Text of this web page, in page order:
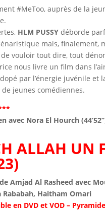
#MeToo, auprès de la
HLM PUSSYdéborde
mais, finalement,
vouloir tout dire, tout
nous livre un film dans
par l’énergie juvénile et
jeunes comédiennes.
avec Nora El Hourch
ALLAH UN
Amjad Al Rasheed avec
Rababah, Haitham Omari
en DVD et VOD –